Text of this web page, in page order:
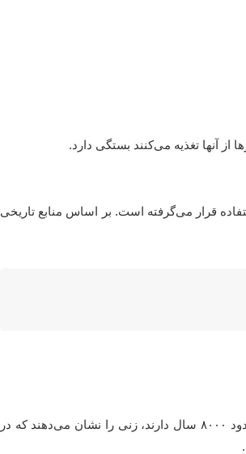
آنها تغذیه می‌کنند بستگی دارد.
قرار می‌گرفته است. بر اساس منابع تاریخی
قدیمی‌ترین شواهد مصرف عسل به نقاشی‌های غار والنسیا در اسپانیا (که از مناطق نخستین زندگی انسان‌ها در عصر سنگ است) بازمی‌گردد. این نقاشی‌ها که قدمتی حدود ۸۰۰۰ سال دارند، زنی را نشان می‌دهند که در